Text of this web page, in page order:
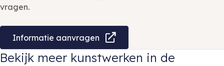
vragen.
Informatie aanvragen
Bekijk meer kunstwerken in de